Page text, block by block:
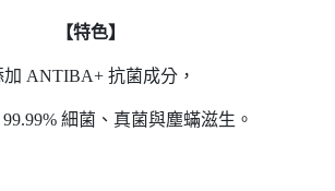
【特色】
加 ANTIBA+ 抗菌成分，
細菌、真菌與塵蟎滋生。